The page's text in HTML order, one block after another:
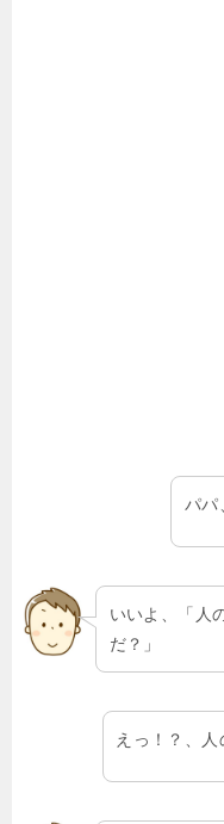
パパ
いいよ、「人
だ？」
えっ！？、人